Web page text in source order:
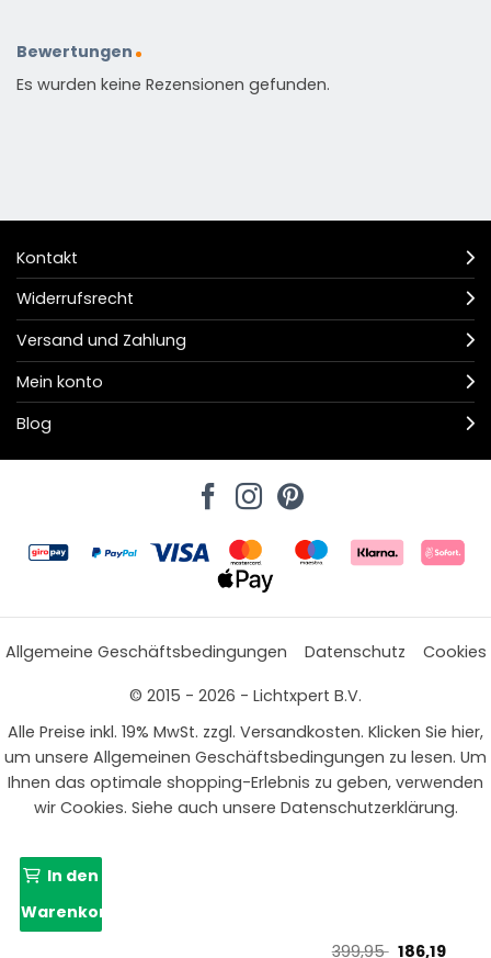
Bewertungen
Es wurden keine Rezensionen gefunden.
Kontakt
Widerrufsrecht
Versand und Zahlung
Mein konto
Blog
Allgemeine Geschäftsbedingungen Datenschutz
Cookies
© 2015 - 2026 - Lichtxpert B.V.
Alle Preise inkl. 19% MwSt. zzgl. Versandkosten. Klicken Sie hier,
um unsere Allgemeinen Geschäftsbedingungen zu lesen. Um
Ihnen das optimale shopping-Erlebnis zu geben, verwenden
wir Cookies. Siehe auch unsere Datenschutzerklärung.
399,95 186,19
In den
Warenkorb